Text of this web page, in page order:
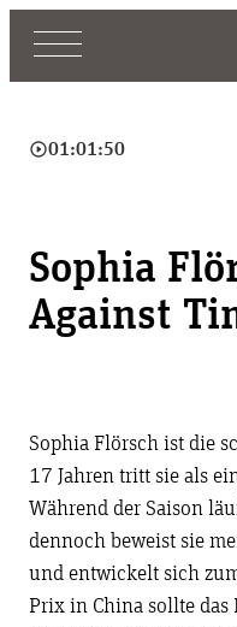
play_circle_outline01:01:50
Sophia
Against
Sophia Flörsch ist die
17 Jahren tritt sie als
Während der Saison
dennoch beweist sie
und entwickelt sich
Prix in China sollte